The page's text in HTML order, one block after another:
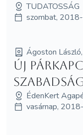
TUDATOSSÁG
szombat,
Ágoston
Új
ÉdenKert
vasárnap,